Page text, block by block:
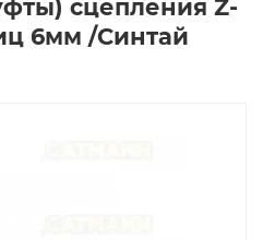
сцепления Z-
6мм /Синтай